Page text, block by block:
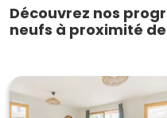
Découvrez nos
neufs à proximité